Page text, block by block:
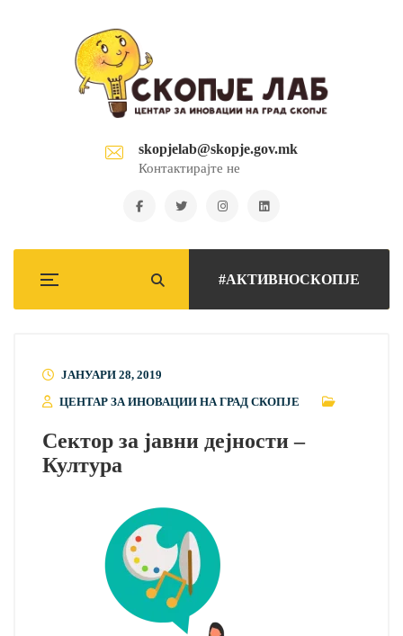
skopjelab@skopje.gov.mk
Контактирајте не
#АКТИВНОСКОПЈЕ
ЈАНУАРИ 28, 2019
ЦЕНТАР ЗА ИНОВАЦИИ НА ГРАД СКОПЈЕ
Сектор за јавни дејности –
Култура